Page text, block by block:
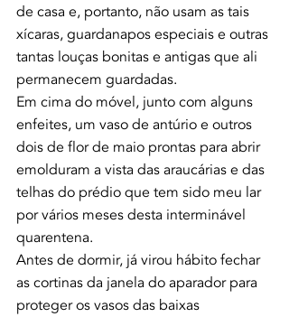
de casa e, portanto, não usam as tais
xícaras, guardanapos especiais e outras
tantas louças bonitas e antigas que ali
permanecem guardadas.
Em cima do móvel, junto com alguns
enfeites, um vaso de antúrio e outros
dois de flor de maio prontas para abrir
emolduram a vista das araucárias e das
telhas do prédio que tem sido meu lar
por vários meses desta interminável
quarentena.
Antes de dormir, já virou hábito fechar
as cortinas da janela do aparador para
proteger os vasos das baixas